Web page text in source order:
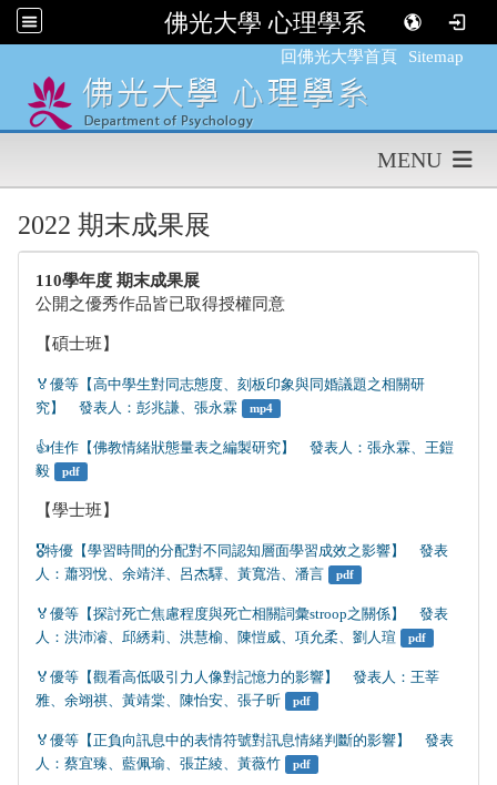
佛光大學 心理學系
回佛光大學首頁 Sitemap
MENU
2022 期末成果展
110學年度 期末成果展
公開之優秀作品皆已取得授權同意
【碩士班】
🏅優等【高中學生對同志態度、刻板印象與同婚議題之相關研
究】　發表人：彭兆謙、張永霖
mp4
👍️佳作【佛教情緒狀態量表之編製研究】　發表人：張永霖、王鎧
毅
pdf
【學士班】
🎖️特優【學習時間的分配對不同認知層面學習成效之影響】　發表
人：蕭羽悅、余靖洋、呂杰驛、黃寬浩、潘言
pdf
🏅優等【探討死亡焦慮程度與死亡相關詞彙stroop之關係】　發表
人：洪沛濬、邱綉莉、洪慧榆、陳愷威、項允柔、劉人瑄
pdf
🏅優等【觀看高低吸引力人像對記憶力的影響】　發表人：王莘
雅、余翊祺、黃靖棠、陳怡安、張子昕
pdf
🏅優等【正負向訊息中的表情符號對訊息情緒判斷的影響】　發表
人：蔡宜臻、藍佩瑜、張芷綾、黃薇竹
pdf